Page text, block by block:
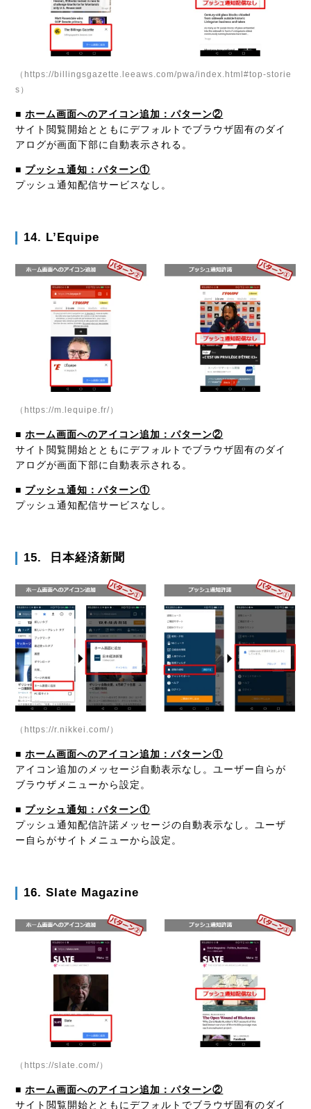
（https://billingsgazette.leeaws.com/pwa/index.html#top-storie
s）
■ ホーム画面へのアイコン追加：パターン②
サイト閲覧開始とともにデフォルトでブラウザ固有のダイ
アログが画面下部に自動表示される。
■ プッシュ通知：パターン①
プッシュ通知配信サービスなし。
14. L’Equipe
（https://m.lequipe.fr/）
■ ホーム画面へのアイコン追加：パターン②
サイト閲覧開始とともにデフォルトでブラウザ固有のダイ
アログが画面下部に自動表示される。
■ プッシュ通知：パターン①
プッシュ通知配信サービスなし。
15. 日本経済新聞
（https://r.nikkei.com/）
■ ホーム画面へのアイコン追加：パターン①
アイコン追加のメッセージ自動表示なし。ユーザー自らが
ブラウザメニューから設定。
■ プッシュ通知：パターン①
プッシュ通知配信許諾メッセージの自動表示なし。ユーザ
ー自らがサイトメニューから設定。
16. Slate Magazine
（https://slate.com/）
■ ホーム画面へのアイコン追加：パターン②
サイト閲覧開始とともにデフォルトでブラウザ固有のダイ